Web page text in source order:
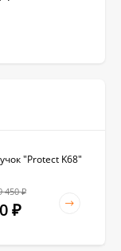
"Protect K68"
450₽
₽